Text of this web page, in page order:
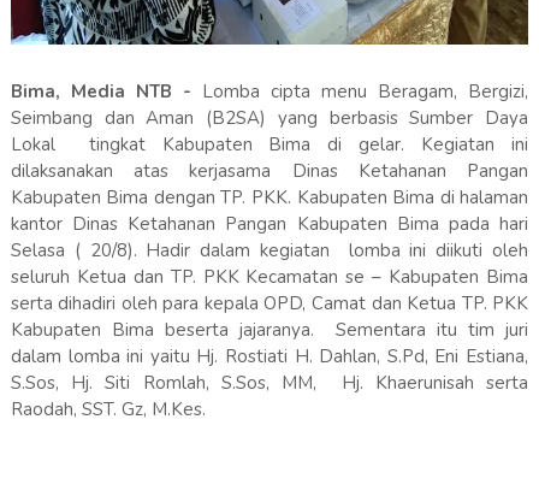
Bima, Media NTB - Lomba cipta menu Beragam, Bergizi,
Seimbang dan Aman (B2SA) yang berbasis Sumber Daya
Lokal tingkat Kabupaten Bima di gelar. Kegiatan ini
dilaksanakan atas kerjasama Dinas Ketahanan Pangan
Kabupaten Bima dengan TP. PKK. Kabupaten Bima di halaman
kantor Dinas Ketahanan Pangan Kabupaten Bima pada hari
Selasa ( 20/8). Hadir dalam kegiatan lomba ini diikuti oleh
seluruh Ketua dan TP. PKK Kecamatan se – Kabupaten Bima
serta dihadiri oleh para kepala OPD, Camat dan Ketua TP. PKK
Kabupaten Bima beserta jajaranya. Sementara itu tim juri
dalam lomba ini yaitu Hj. Rostiati H. Dahlan, S.Pd, Eni Estiana,
S.Sos, Hj. Siti Romlah, S.Sos, MM, Hj. Khaerunisah serta
Raodah, SST. Gz, M.Kes.